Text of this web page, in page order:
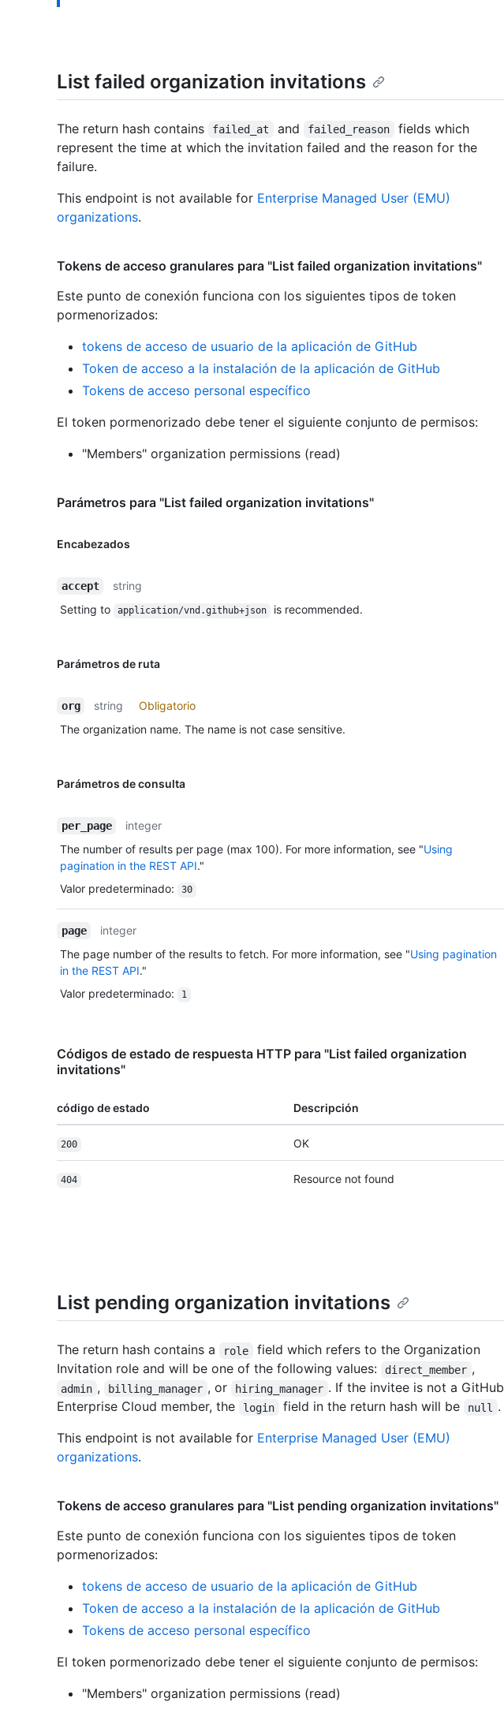
List failed organization invitations
The return hash contains failed_at and failed_reason
fields which
represent the time at which the invitation failed and the reason for the
failure.
This endpoint is not available for Enterprise Managed User (EMU)
organizations.
Tokens de acceso granulares para "List failed organization invitations"
Este punto de conexión funciona con los siguientes tipos de token
pormenorizados:
tokens de acceso de usuario de la aplicación de GitHub
Token de acceso a la instalación de la aplicación de GitHub
Tokens de acceso personal específico
El token pormenorizado debe tener el siguiente conjunto de permisos:
"Members" organization permissions (read)
Parámetros para "List failed organization invitations"
Encabezados
accept
string
Setting to
application/vnd.github+json is recommended.
Parámetros de ruta
org string
Obligatorio
The organization name. The name is not case sensitive.
Parámetros de consulta
per_page
integer
The number of results per page (max 100). For more information, see "Using
pagination in the REST API."
Valor predeterminado: 30
page
integer
The page number of the results to fetch. For more information, see "Using pagination
in the REST API."
Valor predeterminado: 1
Códigos de estado de respuesta HTTP para "List failed organization
invitations"
código de estado Descripción
200 OK
404 Resource not found
List pending organization invitations
The return hash contains a role
field which refers to the Organization
Invitation role and will be one of the following values:
direct_member ,
admin , billing_manager , or hiring_manager . If the invitee is not a GitHub
Enterprise Cloud member, the
login field in the return hash will be null
.
This endpoint is not available for Enterprise Managed User (EMU)
organizations.
Tokens de acceso granulares para "List pending organization invitations"
Este punto de conexión funciona con los siguientes tipos de token
pormenorizados:
tokens de acceso de usuario de la aplicación de GitHub
Token de acceso a la instalación de la aplicación de GitHub
Tokens de acceso personal específico
El token pormenorizado debe tener el siguiente conjunto de permisos:
"Members" organization permissions (read)